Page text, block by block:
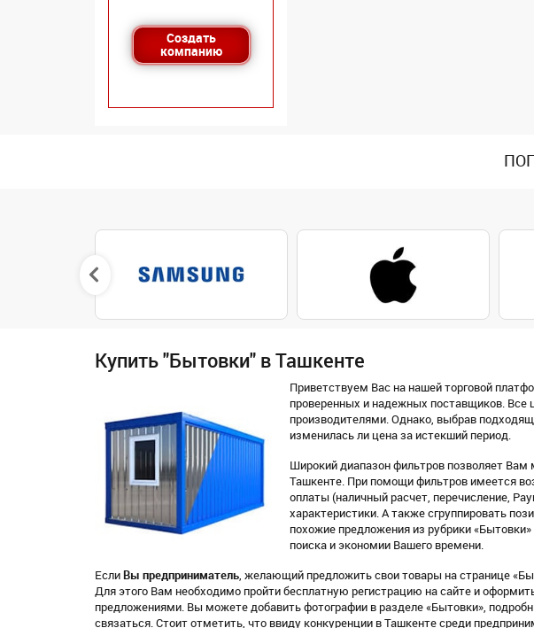
Создать
компанию
Купить "Бытовки" в Ташкенте
Приветствуем Вас на нашей торговой
проверенных и надежных поставщиков. Все
производителями. Однако, выбрав
изменилась ли цена за истекший период.
Широкий диапазон фильтров позволяет Вам
Ташкенте. При помощи фильтров имеется
оплаты (наличный расчет, перечисление,
характеристики. А также сгруппировать
похожие предложения из рубрики
поиска и экономии Вашего времени.
Если Вы предприниматель, желающий предложить свои товары на странице
Для этого Вам необходимо пройти бесплатную регистрацию на сайте и
предложениями. Вы можете добавить фотографии в разделе «Бытовки»,
связаться. Стоит отметить, что ввиду конкуренции в Ташкенте среди